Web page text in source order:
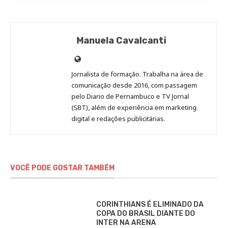
Manuela Cavalcanti
Site
de
Manuela
Cavalcanti
Jornalista de formação. Trabalha na área de
comunicação desde 2016, com passagem
pelo Diario de Pernambuco e TV Jornal
(SBT), além de experiência em marketing
digital e redações publicitárias.
VOCÊ PODE GOSTAR TAMBÉM
CORINTHIANS É ELIMINADO DA
COPA DO BRASIL DIANTE DO
INTER NA ARENA